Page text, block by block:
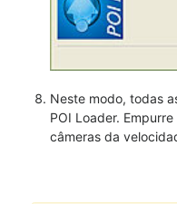
Neste modo, todas
POI Loader.
câmeras da